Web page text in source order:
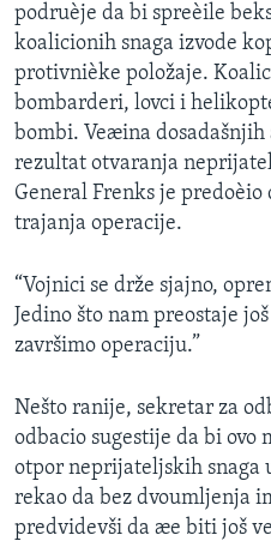
podruèje da bi spreèile
koalicionih snaga izvode
protivnièke položaje.
bombarderi, lovci i
bombi. Veæina
rezultat otvaranja
General Frenks je predoèio
trajanja operacije.
“Vojnici se drže sjajno,
Jedino što nam preostaje
završimo operaciju.”
Nešto ranije, sekretar za
odbacio sugestije da bi ovo
otpor neprijateljskih snaga
rekao da bez dvoumljenja
predvidevši da æe biti još